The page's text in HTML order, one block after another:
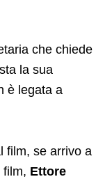
che chiede
la sua
è legata a
film, se arrivo a
film, Ettore